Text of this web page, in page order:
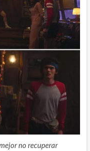
no recuperar